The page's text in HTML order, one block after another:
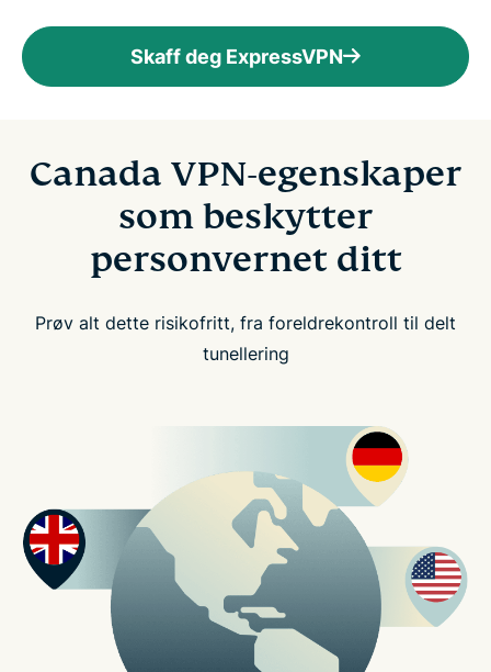
Skaff deg ExpressVPN
Canada VPN-egenskaper
som beskytter
personvernet ditt
Prøv alt dette risikofritt, fra foreldrekontroll til delt
tunellering